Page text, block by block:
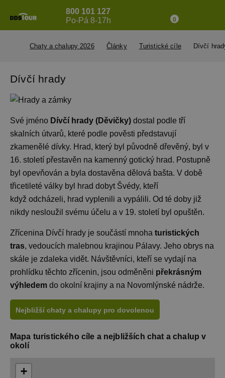
800 101 127
Po-Pá 8-17h
0
Chaty a chalupy 2026 Články Turistické cíle Dívčí
Dívčí hrady
Své jméno Dívčí hrady (Děvičky) dostal podle tří
skalních útvarů, které podle pověsti představují
zkamenělé dívky. Hrad, který byl původně dřevěný, byl v
16. století přestavěn na kamenný gotický hrad. Postupně
byl opevňován a byla dostavěna dělová bašta. V době
třicetileté války byl hrad dobyt Švédy, kteří
když odcházeli, hrad vyplenili a vypálili. Od té doby již
nikdy nesloužil svému účelu a v 19. století byl opuštěn.
Zřícenina Dívčí hrady je součástí mnoha turistických
tras, vedoucích malebnou krajinou Pálavy. Jeho obrys na
skále je zdaleka vidět. Návštěvníci, kteří se vydají na
prohlídku těchto zřícenin, jsou odměněni překrásným
výhledem do okolní krajiny a na Novomlýnské nádrže.
Nejbližší chaty a chalupy pro dovolenou
Mapa turistického cíle a nejbližších chat a chalup v
okolí
+